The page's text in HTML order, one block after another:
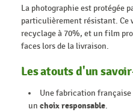
La photographie est protégée
particulièrement résistant. Ce
recyclage à 70%, et un film
faces lors de la livraison.
Les atouts d'un
Une fabrication
un choix responsable.